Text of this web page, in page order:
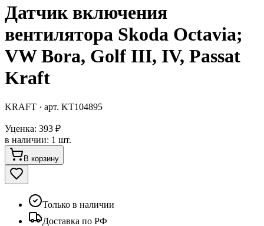
Датчик включения
вентилятора Skoda Octavia;
VW Bora, Golf III, IV, Passat
Kraft
KRAFT · арт. KT104895
Уценка: 393 ₽
в наличии: 1 шт.
В корзину
Только в наличии
Доставка по РФ